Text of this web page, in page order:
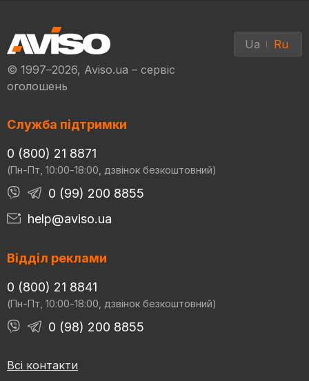
© 1997–2026, Aviso.ua – сервіс
оголошень
Ua Ru
Служба підтримки
0 (800) 21 8871
(Пн-Пт, 10:00-18:00, дзвінок безкоштовний)
0 (99) 200 8855
help@aviso.ua
Відділ реклами
0 (800) 21 8841
(Пн-Пт, 10:00-18:00, дзвінок безкоштовний)
0 (98) 200 8855
Всі контакти